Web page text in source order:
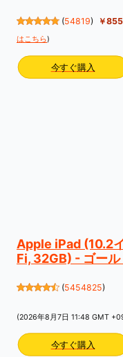
(54819) ￥855
はこちら)
今すぐ購入
Apple iPad (10.2
Fi, 32GB) - ゴール
(5454825)
(2026年8月7日 11:48 GMT
今すぐ購入